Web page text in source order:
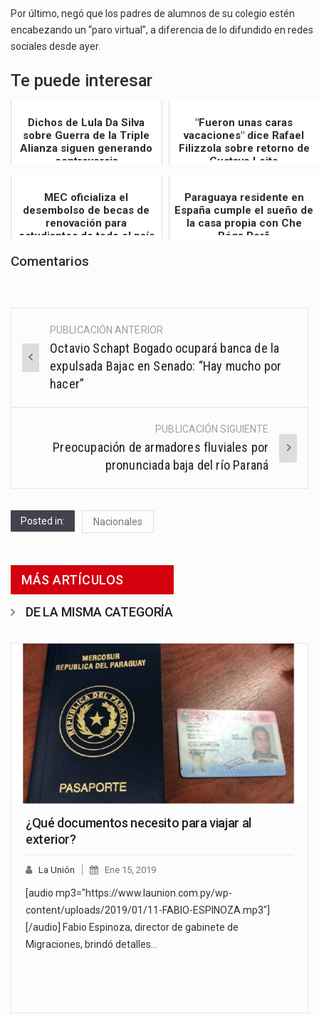
Por último, negó que los padres de alumnos de su colegio estén
encabezando un “paro virtual”, a diferencia de lo difundido en redes
sociales desde ayer.
Te puede interesar
Dichos de Lula Da Silva
sobre Guerra de la Triple
Alianza siguen generando
controversia
"Fueron unas caras
vacaciones" dice Rafael
Filizzola sobre retorno de
Gustavo Leite
MEC oficializa el
desembolso de becas de
renovación para
estudiantes de todo el país
Paraguaya residente en
España cumple el sueño de
la casa propia con Che
Róga Porã
Comentarios
Post
navigation
PUBLICACIÓN ANTERIOR
Octavio Schapt Bogado ocupará banca de la
expulsada Bajac en Senado: “Hay mucho por
hacer”
PUBLICACIÓN SIGUIENTE
Preocupación de armadores fluviales por
pronunciada baja del río Paraná
Posted in: Nacionales
MÁS ARTÍCULOS
DE LA MISMA CATEGORÍA
¿Qué documentos necesito para viajar al
exterior?
La Unión Ene 15, 2019
[audio mp3="https://www.launion.com.py/wp-
content/uploads/2019/01/11-FABIO-ESPINOZA.mp3"]
[/audio] Fabio Espinoza, director de gabinete de
Migraciones, brindó detalles…